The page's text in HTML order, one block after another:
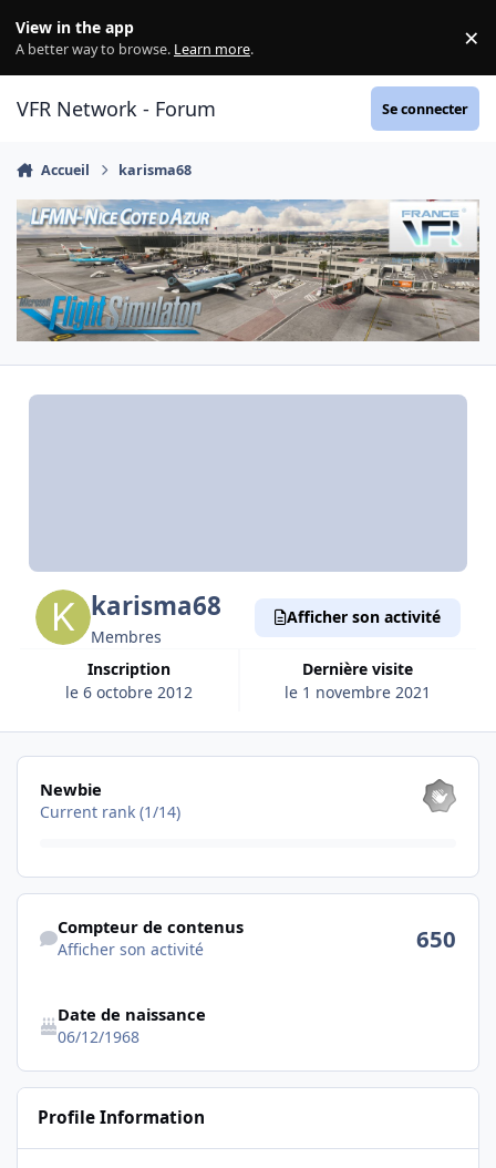
View in the app
A better way to browse. Learn more. ×
VFR Network - Forum Se connecter
Accueil karisma68
karisma68
Membres
Inscription
le 6 octobre 2012
Dernière visite
le 1 novembre 2021
Afficher son activité
Les voir tous
Newbie
Current rank (1/14)
Afficher son activité
Compteur de contenus
Afficher son activité 650
Date de naissance
06/12/1968
Profile Information